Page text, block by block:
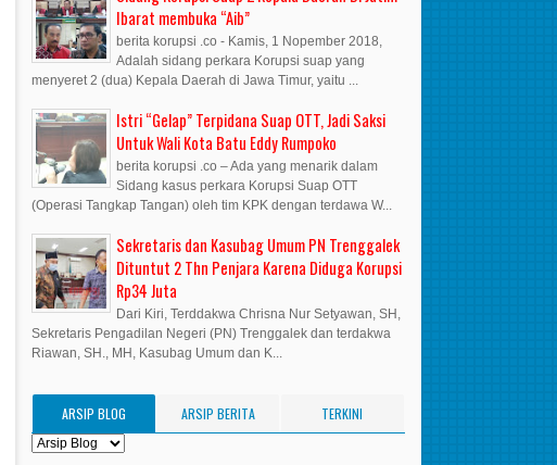
Ibarat membuka “Aib”
berita korupsi .co - Kamis, 1 Nopember 2018,
Adalah sidang perkara Korupsi suap yang
menyeret 2 (dua) Kepala Daerah di Jawa Timur, yaitu ...
Istri “Gelap” Terpidana Suap OTT, Jadi Saksi
Untuk Wali Kota Batu Eddy Rumpoko
berita korupsi .co – Ada yang menarik dalam
Sidang kasus perkara Korupsi Suap OTT
(Operasi Tangkap Tangan) oleh tim KPK dengan terdawa W...
Sekretaris dan Kasubag Umum PN Trenggalek
Dituntut 2 Thn Penjara Karena Diduga Korupsi
Rp34 Juta
Dari Kiri, Terddakwa Chrisna Nur Setyawan, SH,
Sekretaris Pengadilan Negeri (PN) Trenggalek dan terdakwa
Riawan, SH., MH, Kasubag Umum dan K...
ARSIP BLOG ARSIP BERITA TERKINI